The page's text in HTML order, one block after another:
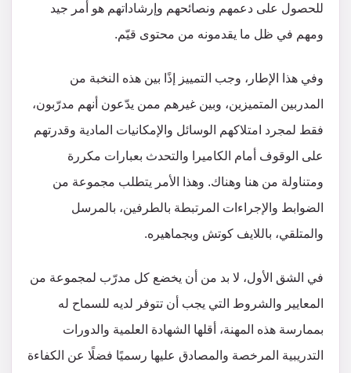
للحصول على دعمهم ونصائحهم وإرشاداتهم هو أمر جيد
ومهم في ظل ما يقدمونه من محتوى قيّم.
وفي هذا الإطار، وجب التمييز إذًا بين هذه النخبة من
المدربين المتميزين، وبين غيرهم ممن يدّعون أنهم مدرّبون،
فقط لمجرد امتلاكهم الوسائل والإمكانيات المادية وقدرتهم
على الوقوف أمام الكاميرا والتحدث بعبارات مكررة
ومتناولة من هنا وهناك. وهذا الأمر يتطلب مجموعة من
الضوابط والإجراءات المرتبطة بالطرفين، بالمرسل
والمتلقي، باللايف كوتش وبجماهيره.
في الشق الأول، لا بد من أن يخضع كل مدرّب لمجموعة من
المعايير والشروط التي يجب أن تتوفر لديه للسماح له
بممارسة هذه المهنة، أقلها الشهادة العلمية والدورات
التدريبية المرخصة والمصادق عليها رسميًا فضلًا عن الكفاءة